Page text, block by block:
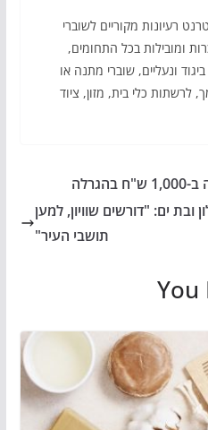
רעיונות מקוריים לשוברי
ומובילות בכל התחומים,
ונעליים, שוברי מתנה או
כלי בית, מזון, ציוד
ובת ים: "דורשים שוויון, למען
תושבי העיר"
You